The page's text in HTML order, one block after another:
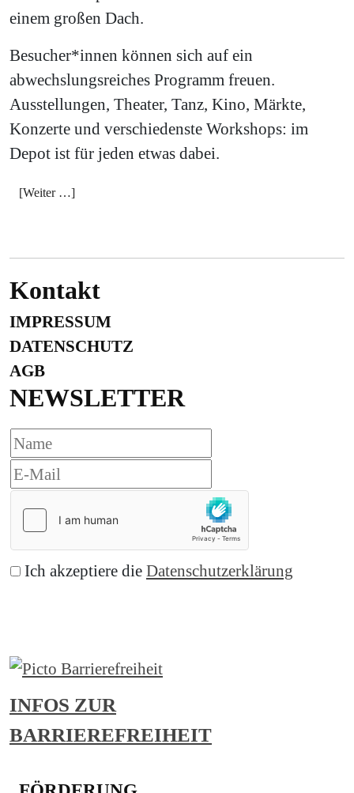
einem großen Dach.
Besucher*innen können sich auf ein
abwechslungsreiches Programm freuen.
Ausstellungen, Theater, Tanz, Kino, Märkte,
Konzerte und verschiedenste Workshops: im
Depot ist für jeden etwas dabei.
[Weiter …]
Kontakt
IMPRESSUM
DATENSCHUTZ
AGB
NEWSLETTER
Ich akzeptiere die Datenschutzerklärung
INFOS ZUR
BARRIEREFREIHEIT